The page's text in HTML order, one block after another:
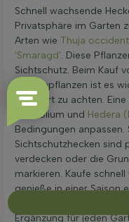
Schnell wachsende
Privatsphäre im Garten
Arten wie Thuja
'Smaragd'. Diese
Sichtschutz. Beim Kauf
Heckenpflanzen ist es
Standort zu achten.
ovalifolium und Hedera
Bedingungen anpassen.
Sichtschutzhecken sind
verdecken oder die
markieren. Kaufe
genieße in einer Saison
sind nicht nur
Ergänzung für jeden